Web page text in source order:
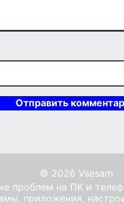
© 2026 Vsesam
проблем на ПК и
приложения,